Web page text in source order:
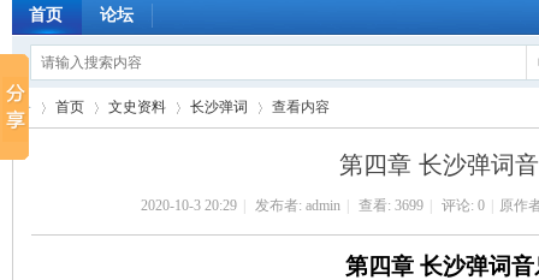
首页 论坛
首页 文史资料
›
长沙弹词 查看内容
第四章 长沙弹词
2020-10-3 20:29 发布者: admin 查看: 3699 评论: 0 原作
第四章 长沙弹词音